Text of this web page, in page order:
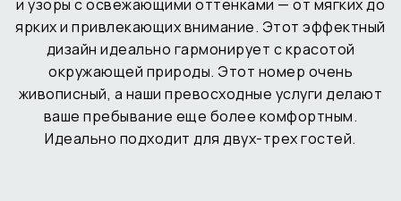
и узоры с освежающими оттенками — от мягких до
ярких и привлекающих внимание. Этот эффектный
дизайн идеально гармонирует с красотой
окружающей природы. Этот номер очень
живописный, а наши превосходные услуги делают
ваше пребывание еще более комфортным.
Идеально подходит для двух-трех гостей.